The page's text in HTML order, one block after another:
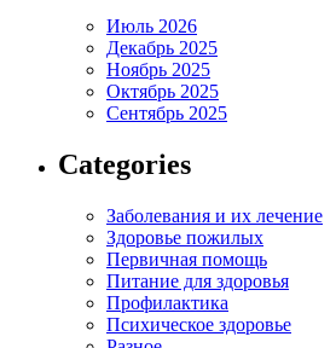
Июль 2026
Декабрь 2025
Ноябрь 2025
Октябрь 2025
Сентябрь 2025
Categories
Заболевания и их лечение
Здоровье пожилых
Первичная помощь
Питание для здоровья
Профилактика
Психическое здоровье